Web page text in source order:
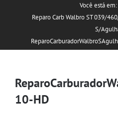
Você está em:
Reparo Carb Walbro ST 039/
S/
10-HD